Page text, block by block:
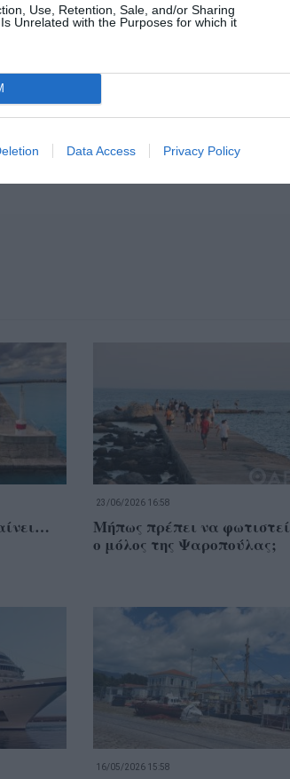
Use, Retention, Sale, and/or Sharing
Unrelated with the Purposes for which it
Data Access Privacy Policy
23/06/2026 16:58
Μήπως πρέπει να φωτιστεί
ο μόλος της Ψαροπούλας;
16/05/2026 15:58